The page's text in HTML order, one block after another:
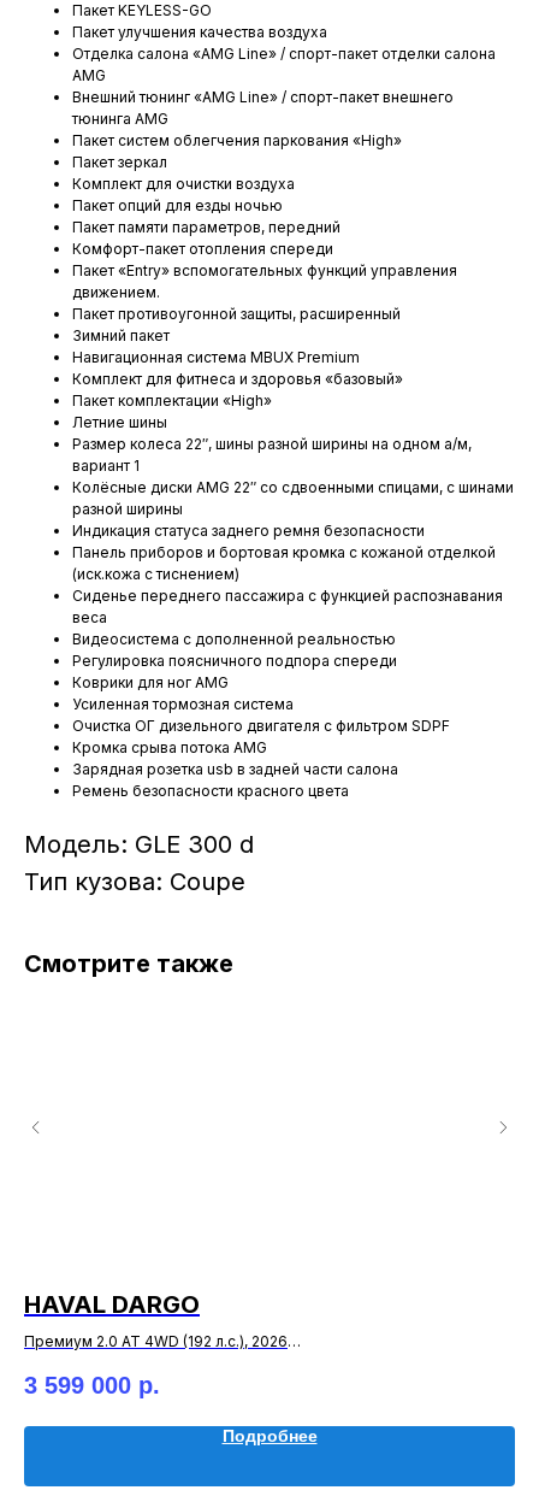
Пакет KEYLESS-GO
Пакет улучшения качества воздуха
Отделка салона «AMG Line» / спорт-пакет отделки салона
AMG
Внешний тюнинг «AMG Line» / спорт-пакет внешнего
тюнинга AMG
Пакет систем облегчения паркования «High»
Пакет зеркал
Комплект для очистки воздуха
Пакет опций для езды ночью
Пакет памяти параметров, передний
Комфорт-пакет отопления спереди
Пакет «Entry» вспомогательных функций управления
движением.
Пакет противоугонной защиты, расширенный
Зимний пакет
Навигационная система MBUX Premium
Комплект для фитнеса и здоровья «базовый»
Пакет комплектации «High»
Летние шины
Размер колеса 22″, шины разной ширины на одном а/м,
вариант 1
Колёсные диски AMG 22″ со сдвоенными спицами, с шинами
разной ширины
Индикация статуса заднего ремня безопасности
Панель приборов и бортовая кромка с кожаной отделкой
(иск.кожа с тиснением)
Сиденье переднего пассажира с функцией распознавания
веса
Видеосистема с дополненной реальностью
Регулировка поясничного подпора спереди
Коврики для ног AMG
Усиленная тормозная система
Очистка ОГ дизельного двигателя с фильтром SDPF
Кромка срыва потока AMG
Зарядная розетка usb в задней части салона
Ремень безопасности красного цвета
Модель: GLE 300 d
Тип кузова: Coupe
Смотрите также
HAVAL DARGO
Премиум 2.0 АТ 4WD (192 л.с.), 2026
Выгода по трейд-ин 200 000 ₽
3 599 000 р.
Подробнее